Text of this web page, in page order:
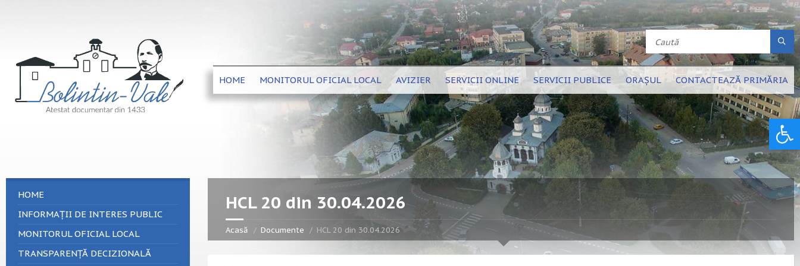
HOME MONITORUL OFICIAL LOCAL AVIZIER SERVICII ONLINE SERVICII PUBLICE ORAȘUL CONTACTEAZĂ PRIMĂRIA
HCL 20 din 30.04.2026
Acasă Documente HCL 20 din 30.04.2026
HOME
INFORMAȚII DE INTERES PUBLIC
MONITORUL OFICIAL LOCAL
TRANSPARENȚĂ DECIZIONALĂ
Deschide bara de unelte